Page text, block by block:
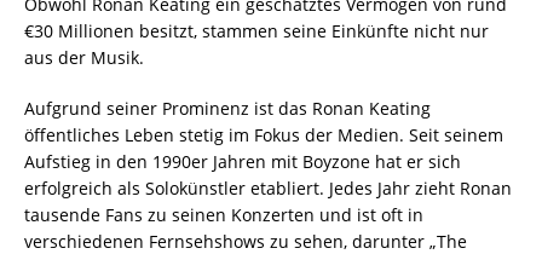
€30 Millionen besitzt, stammen seine Einkünfte nicht nur
aus der Musik.
Aufgrund seiner Prominenz ist das Ronan Keating
öffentliches Leben stetig im Fokus der Medien. Seit seinem
Aufstieg in den 1990er Jahren mit Boyzone hat er sich
erfolgreich als Solokünstler etabliert. Jedes Jahr zieht Ronan
tausende Fans zu seinen Konzerten und ist oft in
verschiedenen Fernsehshows zu sehen, darunter „The